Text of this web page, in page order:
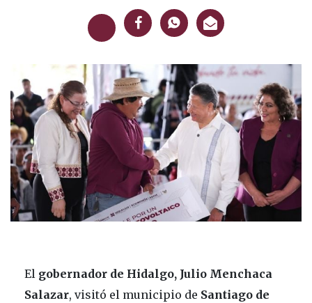
El gobernador de Hidalgo, Julio Menchaca
Salazar, visitó el municipio de Santiago de